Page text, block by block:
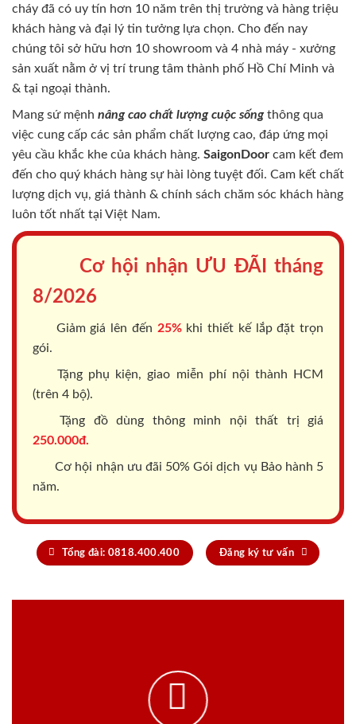
cháy đã có uy tín hơn 10 năm trên thị trường và hàng triệu
khách hàng và đại lý tin tưởng lựa chọn. Cho đến nay
chúng tôi sở hữu hơn 10 showroom và 4 nhà máy - xưởng
sản xuất nằm ở vị trí trung tâm thành phố Hồ Chí Minh và
& tại ngoại thành.
Mang sứ mệnh nâng cao chất lượng cuộc sốngthông qua
việc cung cấp các sản phẩm chất lượng cao, đáp ứng mọi
yêu cầu khắc khe của khách hàng. SaigonDoor cam kết đem
đến cho quý khách hàng sự hài lòng tuyệt đối. Cam kết chất
lượng dịch vụ, giá thành & chính sách chăm sóc khách hàng
luôn tốt nhất tại Việt Nam.
Cơ hội nhận ƯU ĐÃI tháng
8/2026
Giảm giá lên đến 25%khi thiết kế lắp đặt trọn
gói.
Tặng phụ kiện, giao miễn phí nội thành HCM
(trên 4 bộ).
Tặng đồ dùng thông minh nội thất trị giá
250.000đ.
Cơ hội nhận ưu đãi 50% Gói dịch vụ Bảo hành 5
năm.
Tổng đài: 0818.400.400 Đăng ký tư vấn